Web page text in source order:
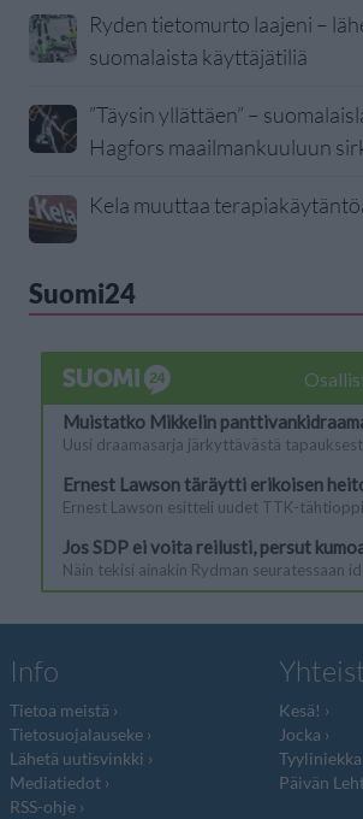
Ryden tietomurto laajeni –
suomalaista käyttäjätiliä
”Täysin yllättäen” –
Hagfors maailmankuuluun
Kela muuttaa
Suomi24
Info
Tietoa meistä
Tietosuojalauseke
Lähetä uutisvinkki
Mediatiedot
RSS-ohje
Kesä!
Jocka
Tyyliniekka
Päivän